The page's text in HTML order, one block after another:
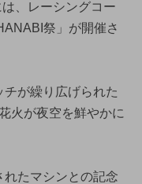
、レーシングコー
祭」が開催さ
が繰り広げられた
火が夜空を鮮やかに
たマシンとの記念